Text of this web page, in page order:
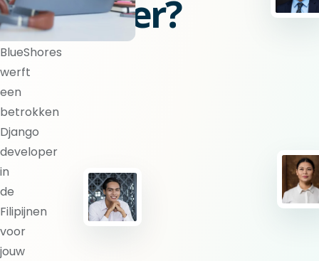
developer?
BlueShores
werft
een
betrokken
Django
developer
in
de
Filipijnen
voor
jouw